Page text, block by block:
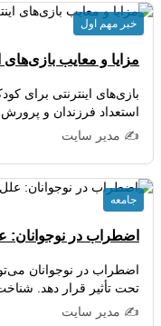
مزایا و معایب بازی‌های
بازی‌های اینترنتی برای
استعداد فرزندان و
✍️ مدیر سایت
خبر مهم اول
اضطراب در نوجوانان:
اضطراب در نوجوانان
تحت تأثیر قرار دهد.
✍️ مدیر سایت
جامعه